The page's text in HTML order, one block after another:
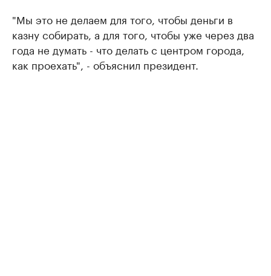
"Мы это не делаем для того, чтобы деньги в
казну собирать, а для того, чтобы уже через два
года не думать - что делать с центром города,
как проехать", - объяснил президент.